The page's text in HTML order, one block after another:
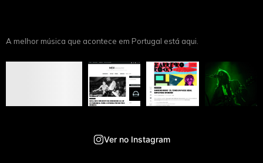
A melhor música que acontece em Portugal está aqui.
Ver no Instagram